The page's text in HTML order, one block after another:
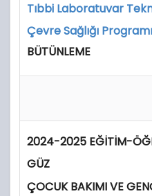
Tıbbi Laboratuvar
Çevre Sağlığı Programı
BÜTÜNLEME
2024-2025 EĞİTİM-
GÜZ
ÇOCUK BAKIMI VE